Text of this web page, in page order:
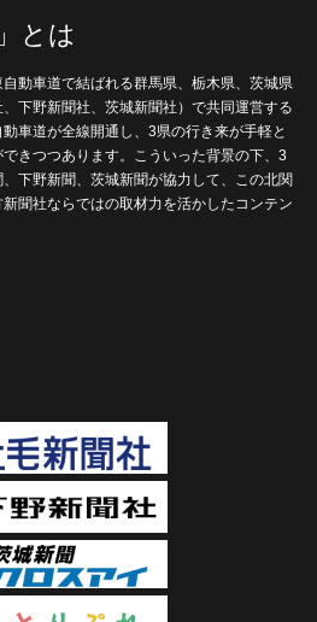
とは
動車道で結ばれる群馬県、栃木県、茨城県
下野新聞社、茨城新聞社）で共同運営する
車道が全線開通し、3県の行き来が手軽と
きつつあります。こういった背景の下、3
下野新聞、茨城新聞が協力して、この北関
聞社ならではの取材力を活かしたコンテン